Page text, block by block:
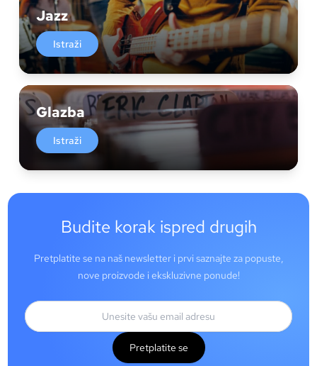
Jazz
Istraži
Glazba
Istraži
Budite korak ispred drugih
Pretplatite se na naš newsletter i prvi saznajte za popuste,
nove proizvode i ekskluzivne ponude!
Pretplatite se